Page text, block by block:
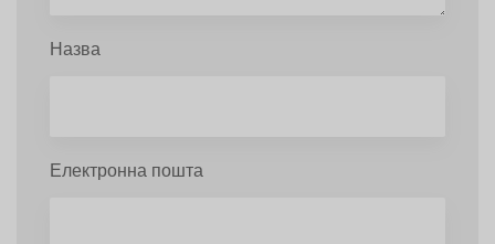
Назва
Електронна пошта